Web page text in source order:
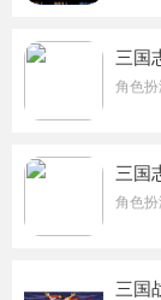
三国
角色
三国
角色
三国